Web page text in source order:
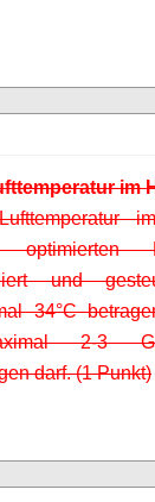
im
und
34°C
2-3
darf. (1 Punkt)